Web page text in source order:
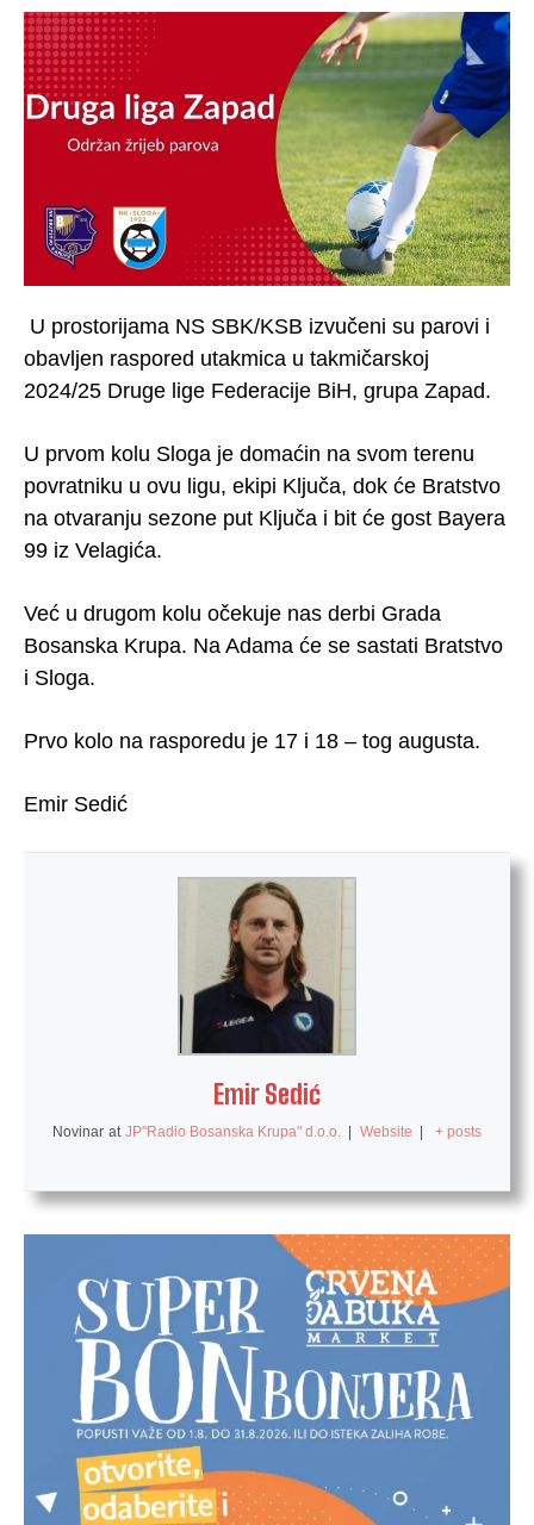
U prostorijama NS SBK/KSB izvučeni su parovi i
obavljen raspored utakmica u takmičarskoj
2024/25 Druge lige Federacije BiH, grupa Zapad.
U prvom kolu Sloga je domaćin na svom terenu
povratniku u ovu ligu, ekipi Ključa, dok će Bratstvo
na otvaranju sezone put Ključa i bit će gost Bayera
99 iz Velagića.
Već u drugom kolu očekuje nas derbi Grada
Bosanska Krupa. Na Adama će se sastati Bratstvo
i Sloga.
Prvo kolo na rasporedu je 17 i 18 – tog augusta.
Emir Sedić
Emir Sedić
Novinar at JP"Radio Bosanska Krupa" d.o.o. | Website | + posts